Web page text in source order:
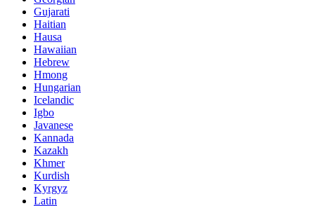
Gujarati
Haitian
Hausa
Hawaiian
Hebrew
Hmong
Hungarian
Icelandic
Igbo
Javanese
Kannada
Kazakh
Khmer
Kurdish
Kyrgyz
Latin